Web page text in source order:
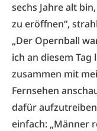
sechs Jahre alt
zu eröffnen“,
„Der Opernball
ich an diesem
zusammen mit
Fernsehen
dafür
einfach: „Männer